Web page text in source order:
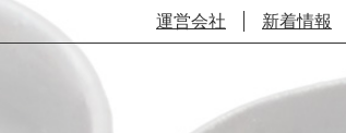
運営会社 新着情報